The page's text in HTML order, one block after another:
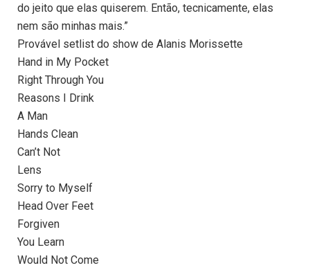
do jeito que elas quiserem. Então, tecnicamente, elas
nem são minhas mais.”
Provável setlist do show de Alanis Morissette
Hand in My Pocket
Right Through You
Reasons I Drink
A Man
Hands Clean
Can’t Not
Lens
Sorry to Myself
Head Over Feet
Forgiven
You Learn
Would Not Come